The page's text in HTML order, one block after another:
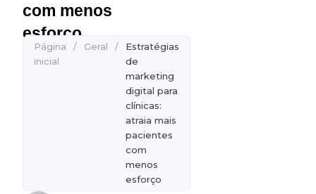
com menos
esforço
Página
inicial
/ Geral /
Estratégias
de
marketing
digital para
clínicas:
atraia mais
pacientes
com
menos
esforço